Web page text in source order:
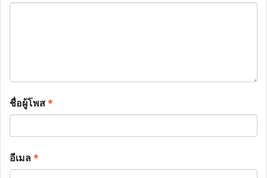
ชื่อผู้โพส*
อีเมล*